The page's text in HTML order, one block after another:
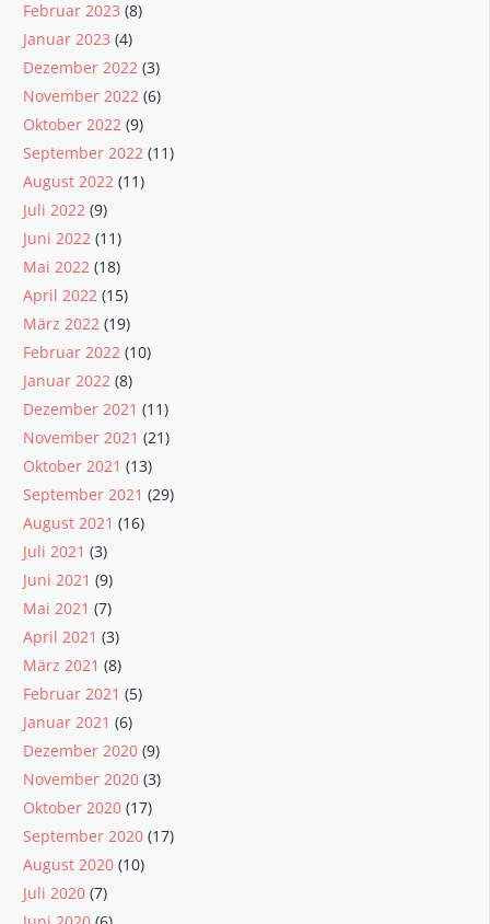
Februar 2023 (8)
Januar 2023 (4)
Dezember 2022 (3)
November 2022 (6)
Oktober 2022 (9)
September 2022 (11)
August 2022 (11)
Juli 2022 (9)
Juni 2022 (11)
Mai 2022 (18)
April 2022 (15)
März 2022 (19)
Februar 2022 (10)
Januar 2022 (8)
Dezember 2021 (11)
November 2021 (21)
Oktober 2021 (13)
September 2021 (29)
August 2021 (16)
Juli 2021 (3)
Juni 2021 (9)
Mai 2021 (7)
April 2021 (3)
März 2021 (8)
Februar 2021 (5)
Januar 2021 (6)
Dezember 2020 (9)
November 2020 (3)
Oktober 2020 (17)
September 2020 (17)
August 2020 (10)
Juli 2020 (7)